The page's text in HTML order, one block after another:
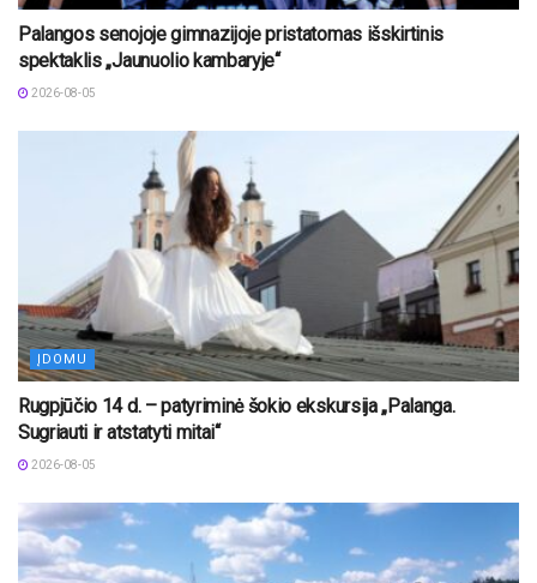
Palangos senojoje gimnazijoje pristatomas išskirtinis
spektaklis „Jaunuolio kambaryje“
2026-08-05
ĮDOMU
Rugpjūčio 14 d. – patyriminė šokio ekskursija „Palanga.
Sugriauti ir atstatyti mitai“
2026-08-05